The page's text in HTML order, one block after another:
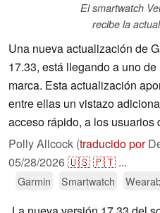
El smartwatch
recibe la
Una nueva actualización de
17.33, está llegando a uno
marca. Esta actualización
entre ellas un vistazo
acceso rápido, a los usuarios
Polly Allcock (traducido por
05/28/2026🇺🇸🇵🇹 ...
Garmin Smartwatch